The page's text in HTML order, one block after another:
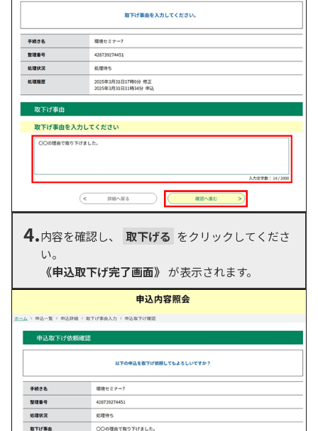
4.内容を確認し、 取下げる をクリックしてくださ
い。
《申込取下げ完了画面》 が表示されます。